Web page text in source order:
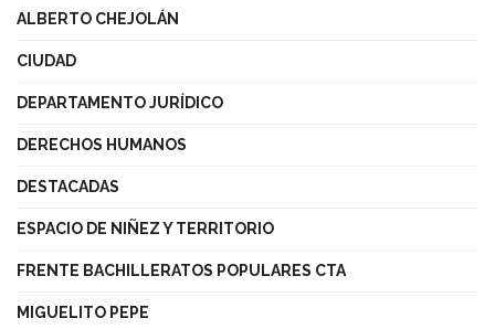
ALBERTO CHEJOLÁN
CIUDAD
DEPARTAMENTO JURÍDICO
DERECHOS HUMANOS
DESTACADAS
ESPACIO DE NIÑEZ Y TERRITORIO
FRENTE BACHILLERATOS POPULARES CTA
MIGUELITO PEPE